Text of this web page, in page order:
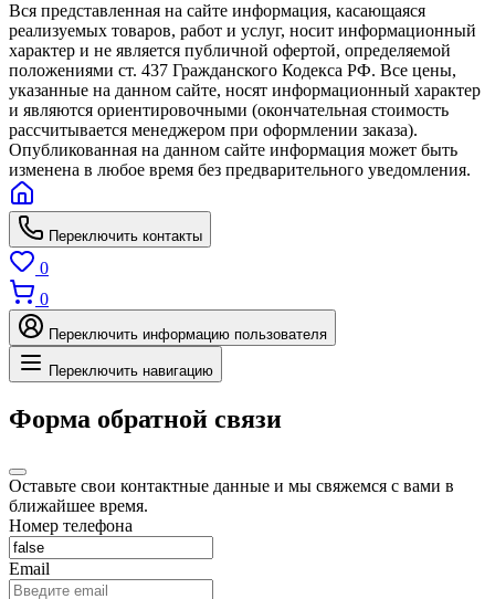
Вся представленная на сайте информация, касающаяся
реализуемых товаров, работ и услуг, носит информационный
характер и не является публичной офертой, определяемой
положениями ст. 437 Гражданского Кодекса РФ. Все цены,
указанные на данном сайте, носят информационный характер
и являются ориентировочными (окончательная стоимость
рассчитывается менеджером при оформлении заказа).
Опубликованная на данном сайте информация может быть
изменена в любое время без предварительного уведомления.
Переключить контакты
0
0
Переключить информацию пользователя
Переключить навигацию
Форма обратной связи
Оставьте свои контактные данные и мы свяжемся с вами в
ближайшее время.
Номер телефона
Email